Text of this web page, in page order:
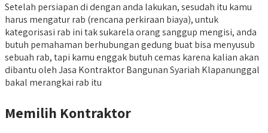
Setelah persiapan di dengan anda lakukan, sesudah itu kamu
harus mengatur rab (rencana perkiraan biaya), untuk
kategorisasi rab ini tak sukarela orang sanggup mengisi, anda
butuh pemahaman berhubungan gedung buat bisa menyusub
sebuah rab, tapi kamu enggak butuh cemas karena kalian akan
dibantu oleh Jasa Kontraktor Bangunan Syariah Klapanunggal
bakal merangkai rab itu
Memilih Kontraktor